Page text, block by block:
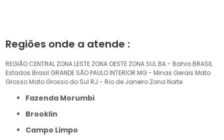
Regiões onde a atende :
REGIÃO CENTRAL ZONA LESTE ZONA OESTE ZONA SUL BA - Bahia BRASIL
Estados Brasil GRANDE SÃO PAULO INTERIOR MG - Minas Gerais Mato
Grosso Mato Grosso do Sul RJ - Rio de Janeiro Zona Norte
Fazenda Morumbi
Brooklin
Campo Limpo